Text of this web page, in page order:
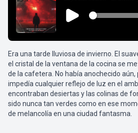
Era una tarde lluviosa de invierno. El
el cristal de la ventana de la cocina se
de la cafetera. No había anochecido
impedía cualquier reflejo de luz en el
encontraban desiertas y las colinas de
sido nunca tan verdes como en ese
de melancolía en una ciudad fantasma.